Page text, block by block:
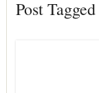
Post